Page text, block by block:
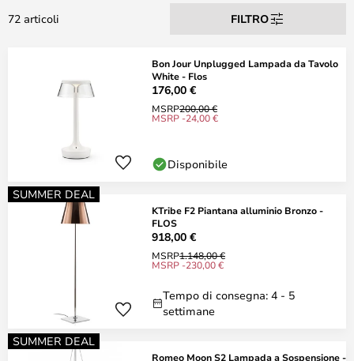
72 articoli FILTRO
Bon Jour Unplugged Lampada da Tavolo
White - Flos
176,00 €
MSRP200,00 €
MSRP -24,00 €
Disponibile
SUMMER DEAL
KTribe F2 Piantana alluminio Bronzo -
FLOS
918,00 €
MSRP1.148,00 €
MSRP -230,00 €
Tempo di consegna: 4 - 5
settimane
SUMMER DEAL
Romeo Moon S2 Lampada a Sospensione -